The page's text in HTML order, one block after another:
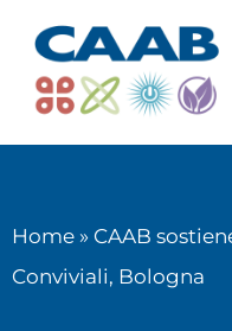
Home » CAAB
Conviviali, Bologna